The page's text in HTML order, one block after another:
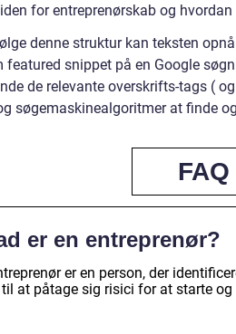
for entreprenørskab og
denne struktur kan teksten
featured snippet på en Google
de relevante overskrifts-tags (
søgemaskinealgoritmer at finde
FAQ
er en entreprenør?
er en person, der
at påtage sig risici for at starte og